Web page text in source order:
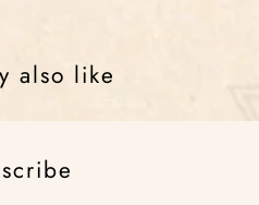
also like